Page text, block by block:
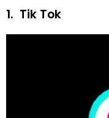
1. Tik Tok